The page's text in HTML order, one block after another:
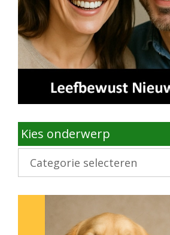
Kies onderwerp
Kies
onderwerp